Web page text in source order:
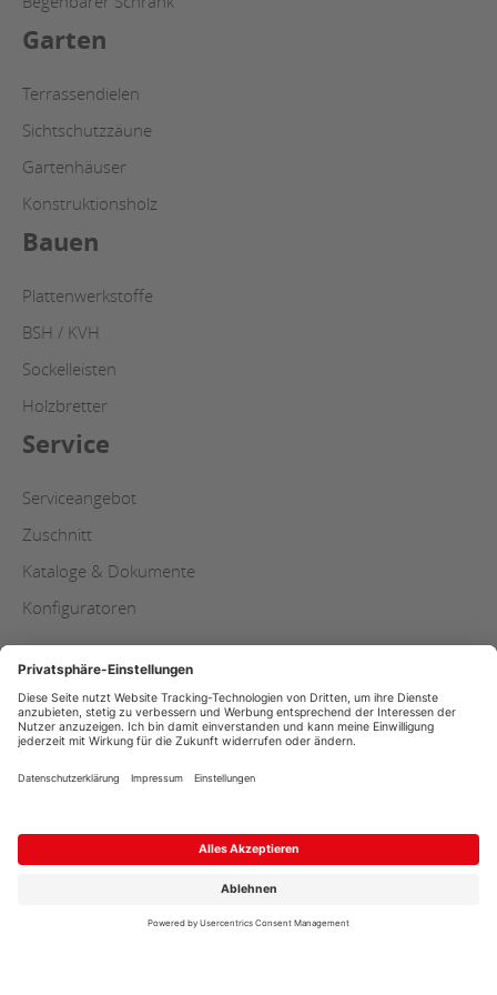
Garten
Terrassendielen
Sichtschutzzäune
Gartenhäuser
Konstruktionsholz
Bauen
Plattenwerkstoffe
BSH / KVH
Sockelleisten
Holzbretter
Service
Serviceangebot
Zuschnitt
Kataloge & Dokumente
Konfiguratoren
AGB
Datenschutz
Impressum